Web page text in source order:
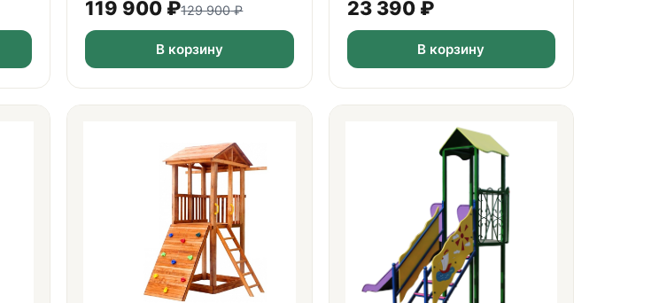
119 900 ₽129 900₽
В корзину
23 390₽
В корзину